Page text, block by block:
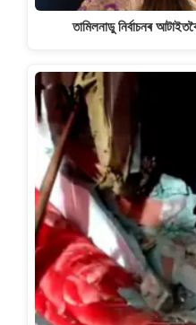
তামিলনাডু নিৰ্বাচনৰ